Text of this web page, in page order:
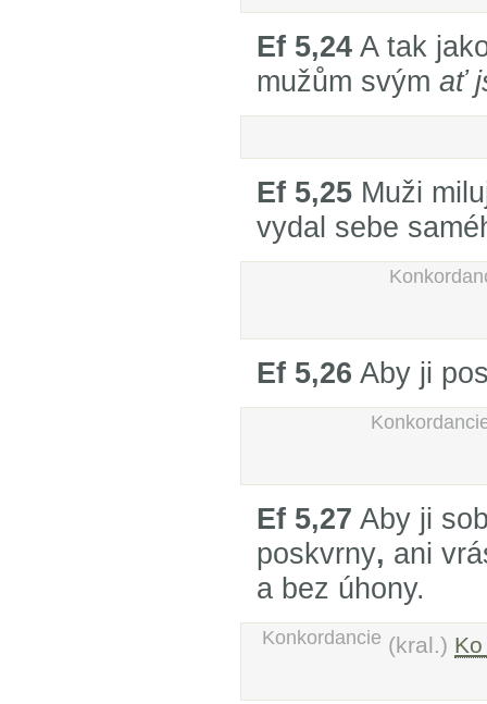
Ef 5,24 A tak
mužům svým ať
Ef 5,25 Muži
vydal sebe
Ef 5,26 Aby ji
Ef 5,27 Aby ji
poskvrny, ani
a bez úhony.
Konkordancie (kral.)